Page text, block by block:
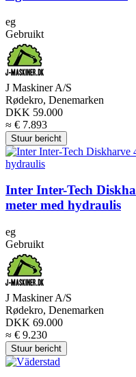
eg
Gebruikt
J Maskiner A/S
Rødekro, Denemarken
DKK 59.000
≈ € 7.893
Stuur bericht
Inter Inter-Tech
meter med hydraulis
eg
Gebruikt
J Maskiner A/S
Rødekro, Denemarken
DKK 69.000
≈ € 9.230
Stuur bericht